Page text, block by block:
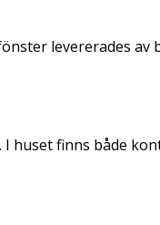
levererades av
huset finns både